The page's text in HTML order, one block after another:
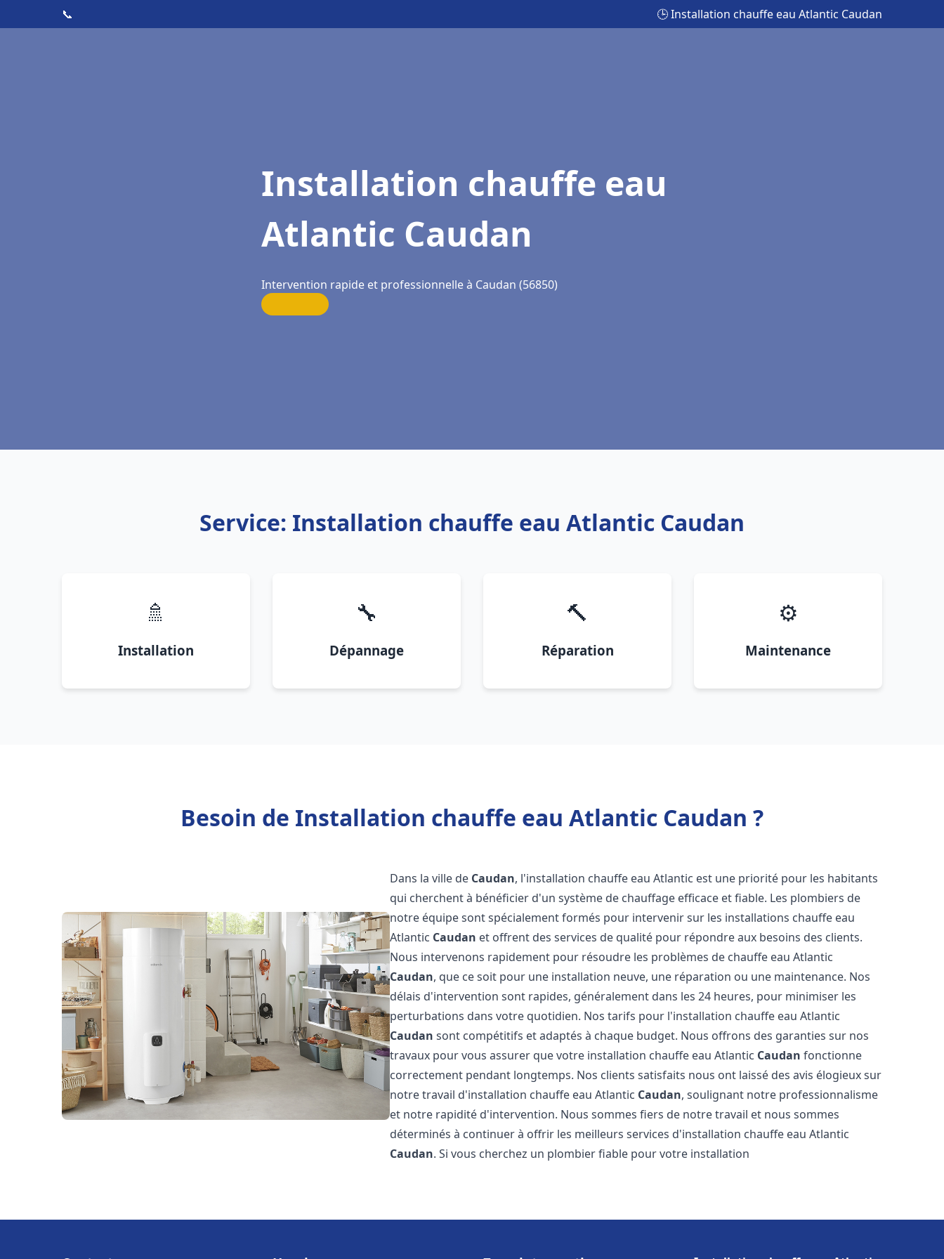
📞 🕒 Installation chauffe eau Atlantic Caudan
Installation chauffe eau
Atlantic Caudan
Intervention rapide et professionnelle à Caudan (56850)
Service: Installation chauffe eau Atlantic Caudan
🚿
Installation
🔧
Dépannage
🔨
Réparation
⚙️
Maintenance
Besoin de Installation chauffe eau Atlantic Caudan ?
Dans la ville de Caudan, l'installation chauffe eau Atlantic est une priorité pour les habitants
qui cherchent à bénéficier d'un système de chauffage efficace et fiable. Les plombiers de
notre équipe sont spécialement formés pour intervenir sur les installations chauffe eau
Atlantic Caudan et offrent des services de qualité pour répondre aux besoins des clients.
Nous intervenons rapidement pour résoudre les problèmes de chauffe eau Atlantic
Caudan, que ce soit pour une installation neuve, une réparation ou une maintenance. Nos
délais d'intervention sont rapides, généralement dans les 24 heures, pour minimiser les
perturbations dans votre quotidien. Nos tarifs pour l'installation chauffe eau Atlantic
Caudan sont compétitifs et adaptés à chaque budget. Nous offrons des garanties sur nos
travaux pour vous assurer que votre installation chauffe eau Atlantic Caudan fonctionne
correctement pendant longtemps. Nos clients satisfaits nous ont laissé des avis élogieux sur
notre travail d'installation chauffe eau Atlantic Caudan, soulignant notre professionnalisme
et notre rapidité d'intervention. Nous sommes fiers de notre travail et nous sommes
déterminés à continuer à offrir les meilleurs services d'installation chauffe eau Atlantic
Caudan. Si vous cherchez un plombier fiable pour votre installation